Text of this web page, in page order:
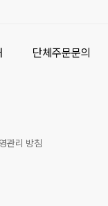
단체주문문의
관리 방침